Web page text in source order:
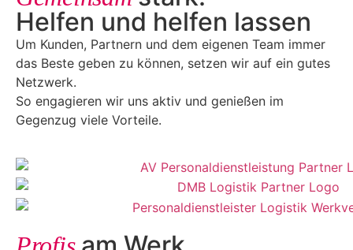
Helfen und helfen lassen
Um Kunden, Partnern und dem eigenen Team immer
das Beste geben zu können, setzen wir auf ein gutes
Netzwerk.
So engagieren wir uns aktiv und genießen im
Gegenzug viele Vorteile.